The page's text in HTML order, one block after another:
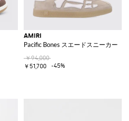
AMIRI
Pacific Bones スエードスニーカー
￥94,000
￥51,700
-45%